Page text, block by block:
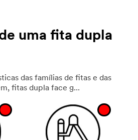
uma fita dupla
das famílias de fitas e das
fitas dupla face g...